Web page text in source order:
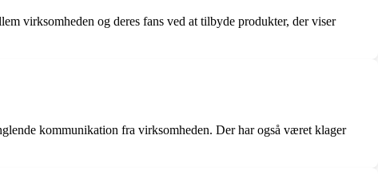
virksomheden og deres fans ved at tilbyde produkter, der viser
kommunikation fra virksomheden. Der har også været klager